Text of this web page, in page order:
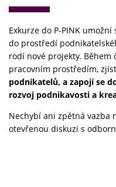
Exkurze do P-PINK
do prostředí
rodí nové projekty.
pracovním prostředím,
podnikatelů, a zapojí se
rozvoj podnikavosti a
Nechybí ani zpětná vazba
otevřenou diskuzi s